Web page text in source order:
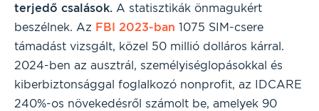
terjedő csalások. A statisztikák önmagukért
beszélnek. Az FBI 2023-ban 1075 SIM-csere
támadást vizsgált, közel 50 millió dolláros kárral.
2024-ben az ausztrál, személyiséglopásokkal és
kiberbiztonsággal foglalkozó nonprofit, az IDCARE
240%-os növekedésről számolt be, amelyek 90